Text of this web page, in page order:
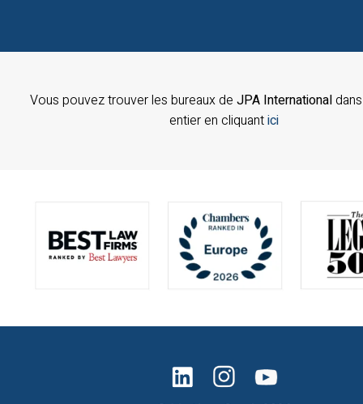
Vous pouvez trouver les bureaux de JPA International
entier en cliquantici